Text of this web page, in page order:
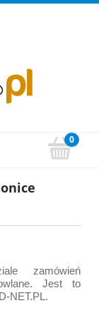
zamówień
Jest to
NET.PL .